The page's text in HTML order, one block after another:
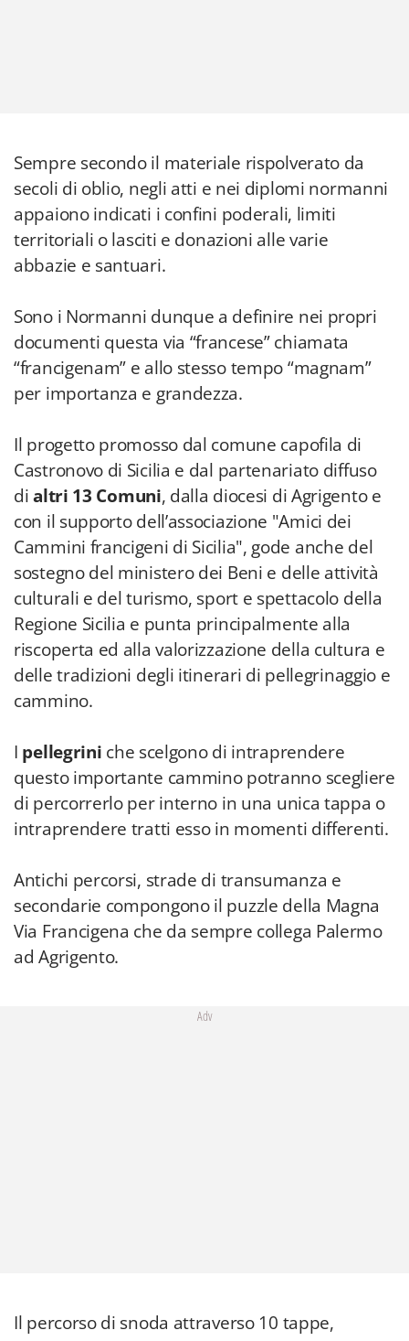
Sempre secondo il materiale rispolverato da
secoli di oblio, negli atti e nei diplomi normanni
appaiono indicati i confini poderali, limiti
territoriali o lasciti e donazioni alle varie
abbazie e santuari.
Sono i Normanni dunque a definire nei propri
documenti questa via “francese” chiamata
“francigenam” e allo stesso tempo “magnam”
per importanza e grandezza.
Il progetto promosso dal comune capofila di
Castronovo di Sicilia e dal partenariato diffuso
dialtri 13 Comuni, dalla diocesi di Agrigento e
con il supporto dell’associazione "Amici dei
Cammini francigeni di Sicilia", gode anche del
sostegno del ministero dei Beni e delle attività
culturali e del turismo, sport e spettacolo della
Regione Sicilia e punta principalmente alla
riscoperta ed alla valorizzazione della cultura e
delle tradizioni degli itinerari di pellegrinaggio e
cammino.
I pellegrini che scelgono di intraprendere
questo importante cammino potranno scegliere
di percorrerlo per interno in una unica tappa o
intraprendere tratti esso in momenti differenti.
Antichi percorsi, strade di transumanza e
secondarie compongono il puzzle della Magna
Via Francigena che da sempre collega Palermo
ad Agrigento.
Adv
Il percorso di snoda attraverso 10 tappe,